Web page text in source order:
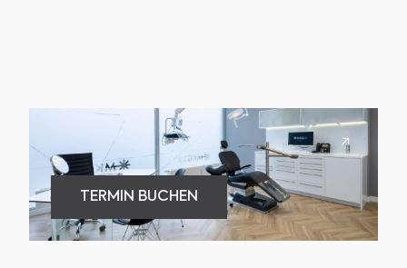
TERMIN BUCHEN
TERMIN BUCHEN